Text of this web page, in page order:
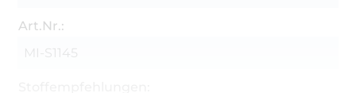
Art.Nr.:
MI-S1145